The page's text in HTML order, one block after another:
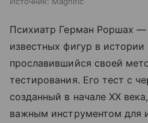
Психиатр Герман Роршах
известных фигур в истории
прославившийся своей
тестирования. Его тест с
созданный в начале XX
важным инструментом для